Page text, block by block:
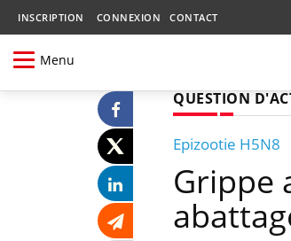
INSCRIPTION CONNEXION CONTACT
Menu
QUESTION
Epizootie H5N8
Grippe